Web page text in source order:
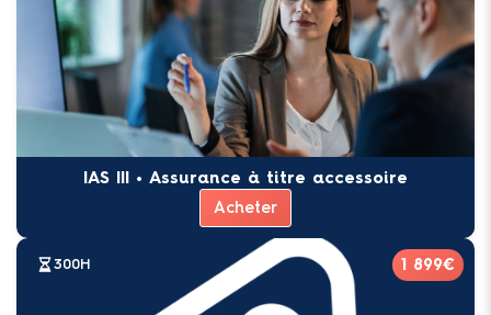
IAS III • Assurance à titre accessoire
Acheter
300H 1 899€